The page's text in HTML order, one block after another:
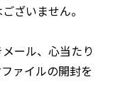
ざいません。
ール、心当たり
ァイルの開封を